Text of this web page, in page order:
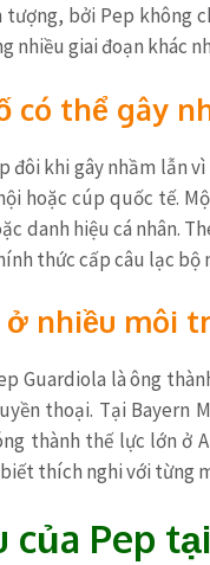
bởi Pep không
nhiều giai đoạn khác
có thể gây
đôi khi gây nhầm lẫn
hoặc cúp quốc tế.
danh hiệu cá nhân.
thức cấp câu lạc
ở nhiều môi
Guardiola là ông
thoại. Tại Bayern
thành thế lực lớn ở
thích nghi với từng
của Pep